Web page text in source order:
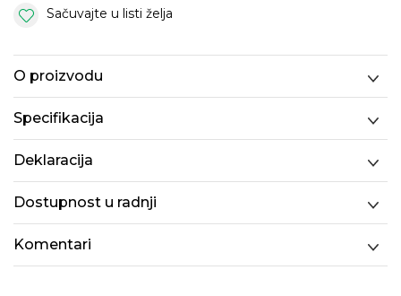
Sačuvajte u listi želja
O proizvodu
Specifikacija
Deklaracija
Dostupnost u radnji
Komentari